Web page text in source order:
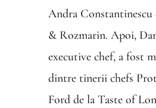
Andra Constantinescu
& Rozmarin. Apoi,
executive chef, a fost
dintre tinerii chefs
Ford de la Taste of